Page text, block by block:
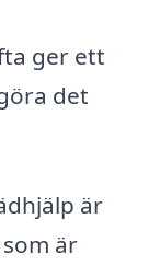
ger ett
det
är
är